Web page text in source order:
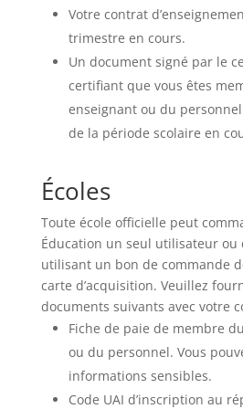
Votre contrat
trimestre en cours.
Un document signé par le
certifiant que vous êtes
enseignant ou du
de la période scolaire en
Écoles
Toute école officielle peut
Éducation un seul utilisateur ou
utilisant un bon de commande
carte d’acquisition. Veuillez
documents suivants avec votre
Fiche de paie de membre
ou du personnel. Vous
informations sensibles.
Code UAI d’inscription au